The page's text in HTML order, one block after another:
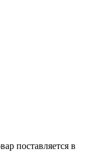
поставляется в